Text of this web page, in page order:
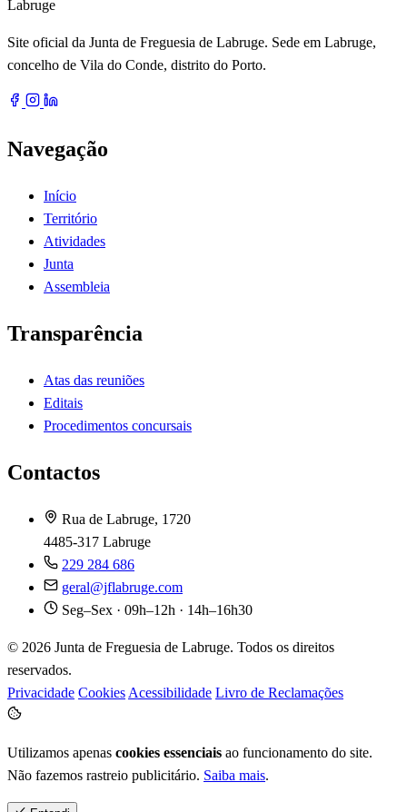
Labruge
Site oficial da Junta de Freguesia de Labruge. Sede em Labruge,
concelho de Vila do Conde, distrito do Porto.
Navegação
Início
Território
Atividades
Junta
Assembleia
Transparência
Atas das reuniões
Editais
Procedimentos concursais
Contactos
Rua de Labruge, 1720
4485-317 Labruge
229 284 686
geral@jflabruge.com
Seg–Sex · 09h–12h · 14h–16h30
© 2026 Junta de Freguesia de Labruge. Todos os direitos
reservados.
Privacidade Cookies Acessibilidade Livro de Reclamações
Utilizamos apenas cookies essenciais ao funcionamento do site.
Não fazemos rastreio publicitário. Saiba mais.